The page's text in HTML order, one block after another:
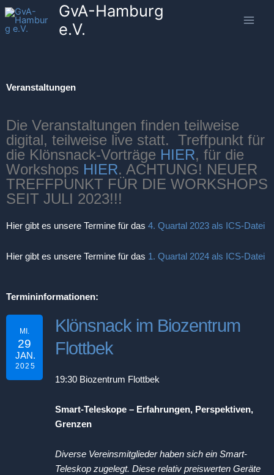
Zum
Inhalt
springen
GvA-Hamburg
e.V.
Veranstaltungen
Die Veranstaltungen finden teilweise
digital, teilweise live statt. Treffpunkt für
die Klönsnack-Vorträge HIER, für die
Workshops HIER. ACHTUNG! NEUER
TREFFPUNKT FÜR DIE WORKSHOPS
SEIT JULI 2023!!!
Hier gibt es unsere Termine für das 4. Quartal 2023 als ICS-Datei
Hier gibt es unsere Termine für das 1. Quartal 2024 als ICS-Datei
Termininformationen:
MI.
29
JAN.
2025
Klönsnack im Biozentrum
Flottbek
19:30 Biozentrum Flottbek
Smart-Teleskope – Erfahrungen, Perspektiven,
Grenzen
Diverse Vereinsmitglieder haben sich ein Smart-
Teleskop zugelegt. Diese relativ preiswerten Geräte